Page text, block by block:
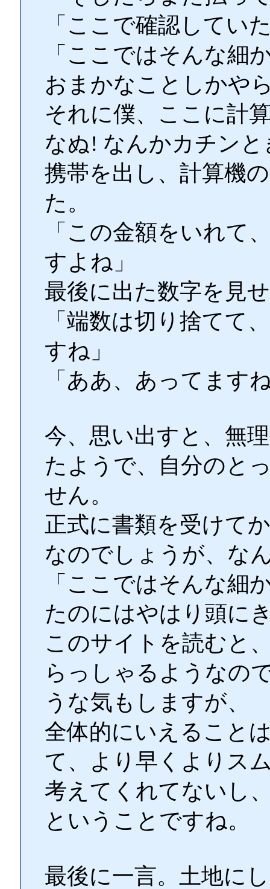
「ここで確認してい
「ここではそんな細
おまかなことしかや
それに僕、ここに計
なぬ! なんかカチン
携帯を出し、計算機
た。
「この金額をいれて
すよね」
最後に出た数字を見
「端数は切り捨てて
すね」
「ああ、あってます
今、思い出すと、無
たようで、自分のと
せん。
正式に書類を受けて
なのでしょうが、な
「ここではそんな細
たのにはやはり頭に
このサイトを読むと
らっしゃるようなの
うな気もしますが、
全体的にいえること
て、より早くよりス
考えてくれてないし
ということですね。
最後に一言。土地に